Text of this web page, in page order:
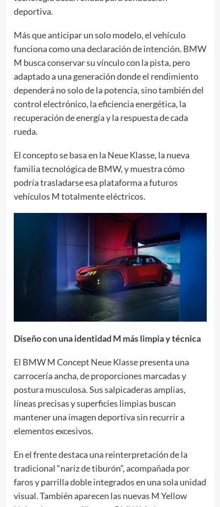
deportiva.
Más que anticipar un solo modelo, el vehículo
funciona como una declaración de intención. BMW
M busca conservar su vínculo con la pista, pero
adaptado a una generación donde el rendimiento
dependerá no solo de la potencia, sino también del
control electrónico, la eficiencia energética, la
recuperación de energía y la respuesta de cada
rueda.
El concepto se basa en la Neue Klasse, la nueva
familia tecnológica de BMW, y muestra cómo
podría trasladarse esa plataforma a futuros
vehículos M totalmente eléctricos.
Diseño con una identidad M más limpia y técnica
El BMW M Concept Neue Klasse presenta una
carrocería ancha, de proporciones marcadas y
postura musculosa. Sus salpicaderas amplias,
líneas precisas y superficies limpias buscan
mantener una imagen deportiva sin recurrir a
elementos excesivos.
En el frente destaca una reinterpretación de la
tradicional “nariz de tiburón”, acompañada por
faros y parrilla doble integrados en una sola unidad
visual. También aparecen las nuevas M Yellow